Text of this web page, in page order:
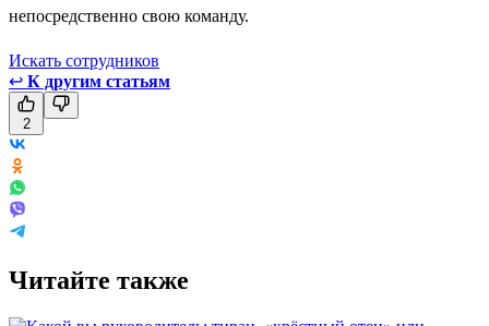
непосредственно свою команду.
Искать сотрудников
↩ К другим статьям
2
Читайте также